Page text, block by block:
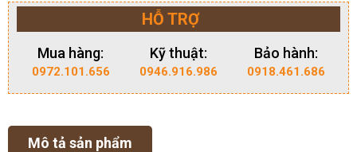
HỖ TRỢ
Mua hàng:
0972.101.656
Kỹ thuật:
0946.916.986
Bảo hành:
0918.461.686
Mô tả sản phẩm